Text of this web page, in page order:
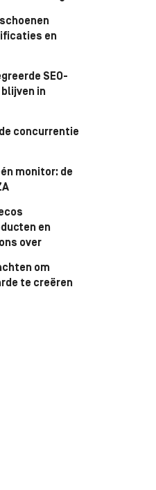
en
SEO-
in
concurrentie
monitor: de
en
over
om
te creëren